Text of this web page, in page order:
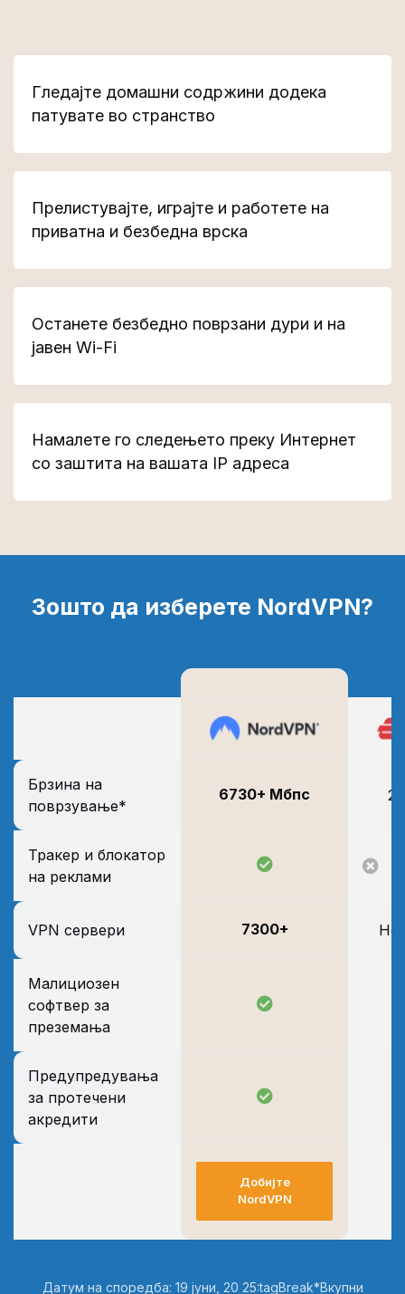
Гледајте домашни содржини додека
патувате во странство
Прелистувајте, играјте и работете на
приватна и безбедна врска
Останете безбедно поврзани дури и на
јавен Wi-Fi
Намалете го следењето преку Интернет
со заштита на вашата IP адреса
Зошто да изберете NordVPN?
Брзина на
поврзување*
6730+ Мбпс
Тракер и блокатор
на реклами
VPN сервери 7300+ Не
Малициозен
софтвер за
преземања
Предупредувања
за протечени
акредити
Добијте
NordVPN
Датум на споредба: 19 јуни, 20 25:tagBreak*Вкупни